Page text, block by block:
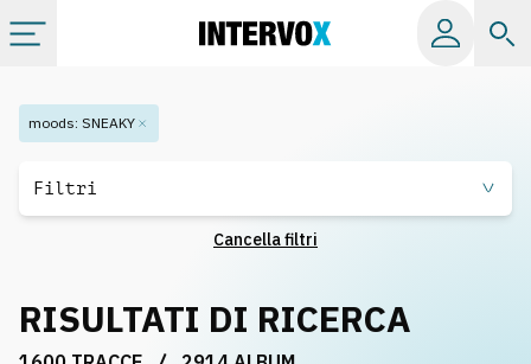
Categorie
Playlist
moods: SNEAKY
Filtri
Cancella filtri
RISULTATI DI RICERCA